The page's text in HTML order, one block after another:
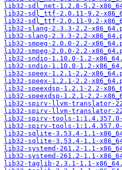
lib32-sdl_net-1.2.8-5.2-
lib32-sdl_ttf-2.0.11-9.2-
lib32-sdl_ttf-2.0.11-9.2-
lib32-slang-2.3.3-2.2-
lib32-slang-2.3.3-2.2-
lib32-smpeg-2.0.0-2.2-
lib32-smpeg-2.0.0-2.2-
lib32-sndio-1.10.0-1.2-
lib32-sndio-1.10.0-1.2-
lib32-speex-1.2.1-2.2-
lib32-speex-1.2.1-2.2-
lib32-speexdsp-1.2.1-2.2-
lib32-speexdsp-1.2.1-2.2-
lib32-spirv-llvm-translator-
lib32-spirv-llvm-translator-
lib32-spirv-tools-
lib32-spirv-tools-
lib32-sqlite-3.53.4-1.1-
lib32-sqlite-3.53.4-1.1-
lib32-systemd-261.2-1.1-
lib32-systemd-261.2-1.1-
lib32-taglib-2.3.1-1.1-